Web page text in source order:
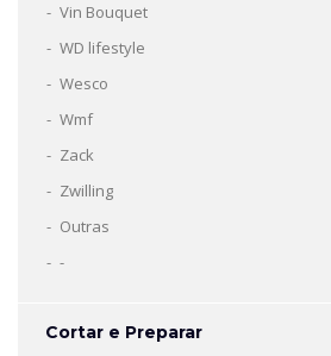
Vin Bouquet
WD lifestyle
Wesco
Wmf
Zack
Zwilling
Outras
-
Cortar e Preparar